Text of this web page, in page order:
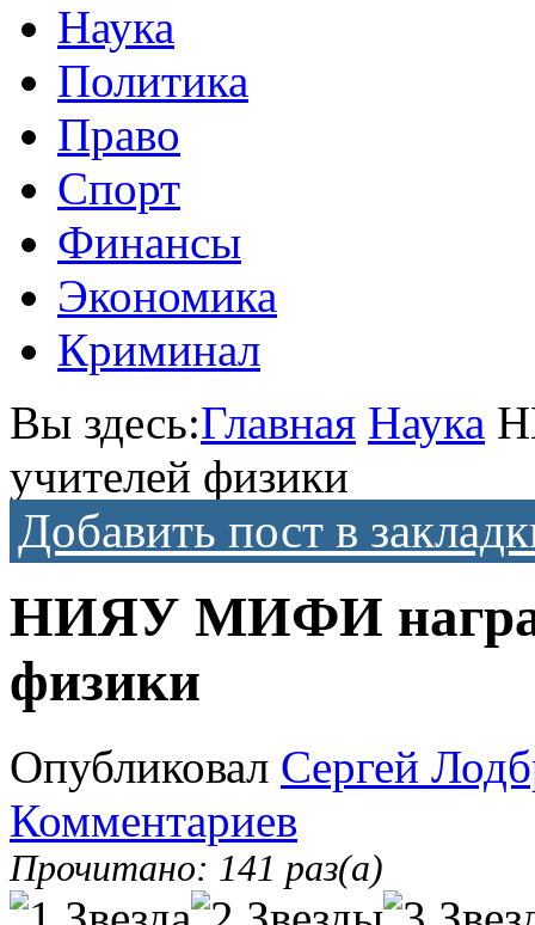
Наука
Политика
Право
Спорт
Финансы
Экономика
Криминал
Вы здесь:Главная Наука
учителей физики
Добавить пост в
НИЯУ МИФИ
физики
Опубликовал Сергей
Комментариев
Прочитано: 141 раз(а)